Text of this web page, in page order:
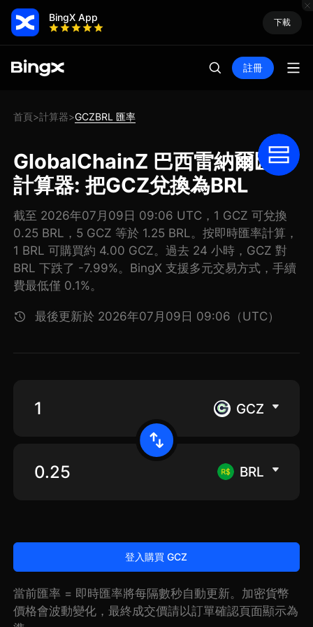
BingX App 下載
註冊
首頁>計算器>GCZBRL 匯率
GlobalChainZ 巴西雷納爾匯率
計算器: 把GCZ兌換為BRL
截至 2026年07月09日 09:06 UTC，1 GCZ 可兌換
0.25 BRL，5 GCZ 等於 1.25 BRL。按即時匯率計算，
1 BRL 可購買約 4.00 GCZ。過去 24 小時，GCZ 對
BRL 下跌了 -7.99%。BingX 支援多元交易方式，手續
費最低僅 0.1%。
最後更新於 2026年07月09日 09:06（UTC）
GCZ
BRL
登入購買 GCZ
當前匯率 = 即時匯率將每隔數秒自動更新。加密貨幣
價格會波動變化，最終成交價請以訂單確認頁面顯示為